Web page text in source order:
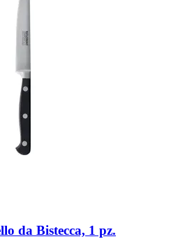
da Bistecca, 1 pz.